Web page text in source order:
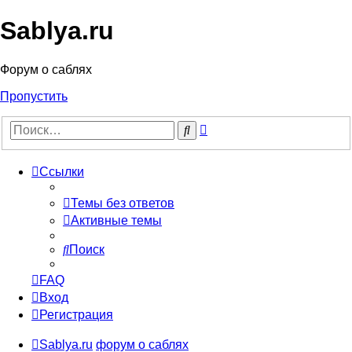
Sablya.ru
Форум о саблях
Пропустить
Поиск
Ссылки
Темы без ответов
Активные темы
Поиск
FAQ
Вход
Регистрация
Sablya.ru форум о саблях